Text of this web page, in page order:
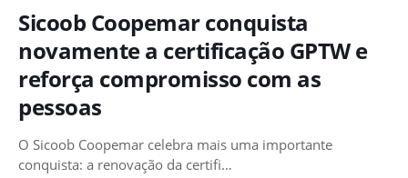
Sicoob Coopemar conquista
novamente a certificação GPTW e
reforça compromisso com as
pessoas
O Sicoob Coopemar celebra mais uma importante
conquista: a renovação da certifi…